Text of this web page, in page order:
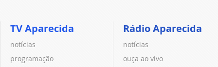
TV Aparecida
notícias
programação
Rádio Aparecida
notícias
ouça ao vivo